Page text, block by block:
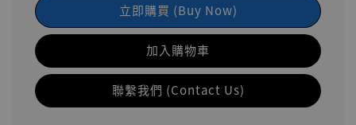
立即購買 (Buy Now)
加入購物車
聯繫我們 (Contact Us)